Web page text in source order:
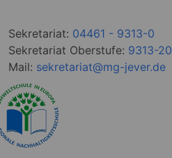
Sekretariat: 04461 - 9313-0
Sekretariat Oberstufe: 9313-20
Mail: sekretariat@mg-jever.de